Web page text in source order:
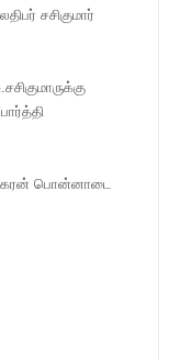
சசிகுமார்
பொன்னாடை